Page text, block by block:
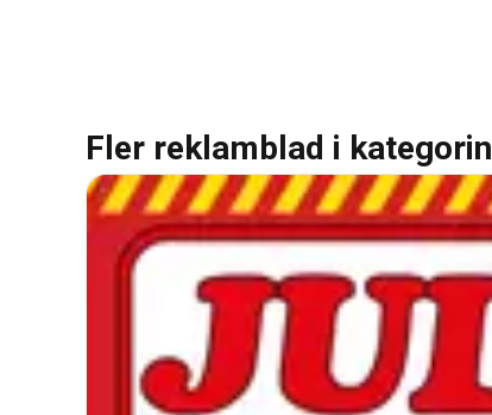
Fler reklamblad i kategorin